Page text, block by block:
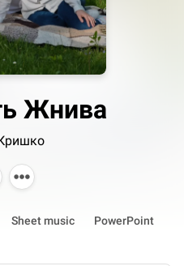
Жнива
Sheet music PowerPoint